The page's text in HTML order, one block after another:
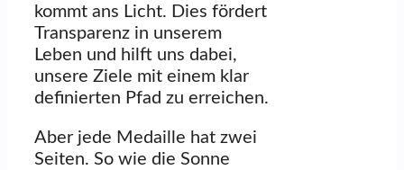
kommt ans Licht. Dies fördert
Transparenz in unserem
Leben und hilft uns dabei,
unsere Ziele mit einem klar
definierten Pfad zu erreichen.
Aber jede Medaille hat zwei
Seiten. So wie die Sonne